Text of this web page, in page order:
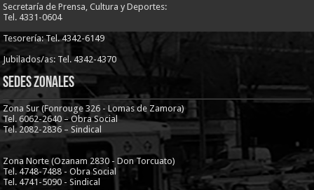
Secretaría de Prensa, Cultura y Deportes:
Tel. 4331-0604
Tesorería: Tel. 4342-6149
Jubilados/as: Tel. 4342-4370
Sedes Zonales
Zona Sur (Fonrouge 326 - Lomas de Zamora)
Tel. 6062-2640 – Obra Social
Tel. 2082-2836 – Sindical
Zona Norte (Ozanam 2830 - Don Torcuato)
Tel. 4748-7488 - Obra Social
Tel. 4741-5090 - Sindical